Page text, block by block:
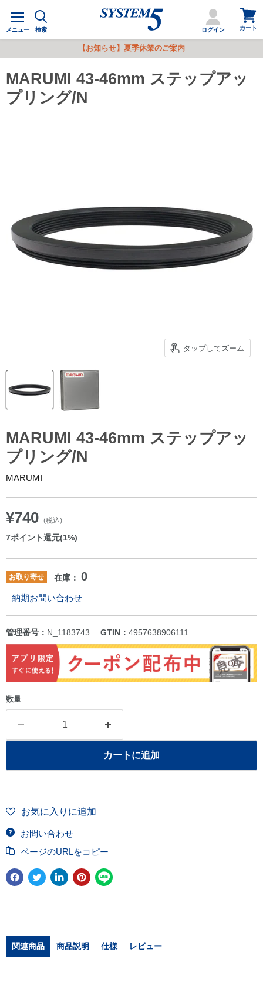
メ
ュ
メニュー 検索 ログイン
カ
ー
ト
を
る
カート
【お知らせ】夏季休業のご案内
MARUMI 43-46mm ステップアッ
プリング/N
タップしてズーム
MARUMI 43-46mm ステップアッ
プリング/N
MARUMI
¥740 (税込)
7ポイント還元(1%)
お取り寄せ 在庫： 0
納期お問い合わせ
管理番号： N_1183743 GTIN： 4957638906111
数量
カートに追加
お気に入りに追加
お問い合わせ
ページのURLをコピー
関連商品 商品説明 仕様 レビュー